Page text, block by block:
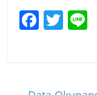
F T